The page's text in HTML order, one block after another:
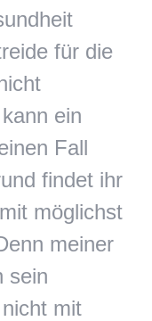
für die
ein
Fall
findet ihr
möglichst
meiner
sein
mit